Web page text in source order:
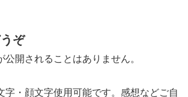
ぞ
公開されることはありません。
字・顔文字使用可能です。感想などご自